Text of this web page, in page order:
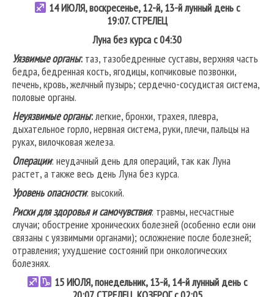
14ИЮЛЯ, воскресенье, 12-й, 13-й лунный день с
19:07.СТРЕЛЕЦ
Луна без курса с 04:30
Уязвимые органы: таз, тазобедренные суставы, верхняя часть
бедра, бедренная кость, ягодицы, копчиковые позвонки,
печень, кровь, желчный пузырь; сердечно-сосудистая система,
половые органы.
Неуязвимые органы:легкие, бронхи, трахея, плевра,
дыхательное горло, нервная система, руки, плечи, пальцы на
руках, вилочковая железа.
Операции: неудачный день для операций, так как Луна
растет, а также весь день Луна без курса.
Уровень опасности: высокий.
Риски для здоровья и самочувствия: травмы, несчастные
случаи; обострение хронических болезней (особенно если они
связаны с уязвимыми органами); осложнение после болезней;
отравления; ухудшение состояний при онкологических
болезнях.
15ИЮЛЯ, понедельник, 13-й, 14-й лунный день с